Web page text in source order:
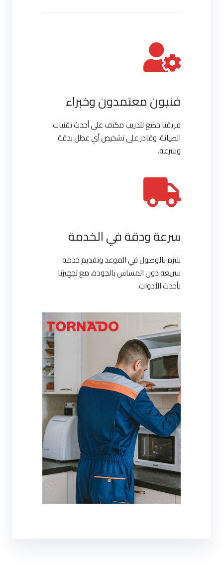
فنيون معتمدون وخبراء
فريقنا خضع لتدريب مكثف على أحدث تقنيات
الصيانة، وقادر على تشخيص أي عطل بدقة
وسرعة.
سرعة ودقة في الخدمة
نلتزم بالوصول في الموعد وتقديم خدمة
سريعة دون المساس بالجودة، مع تجهيزنا
بأحدث الأدوات.